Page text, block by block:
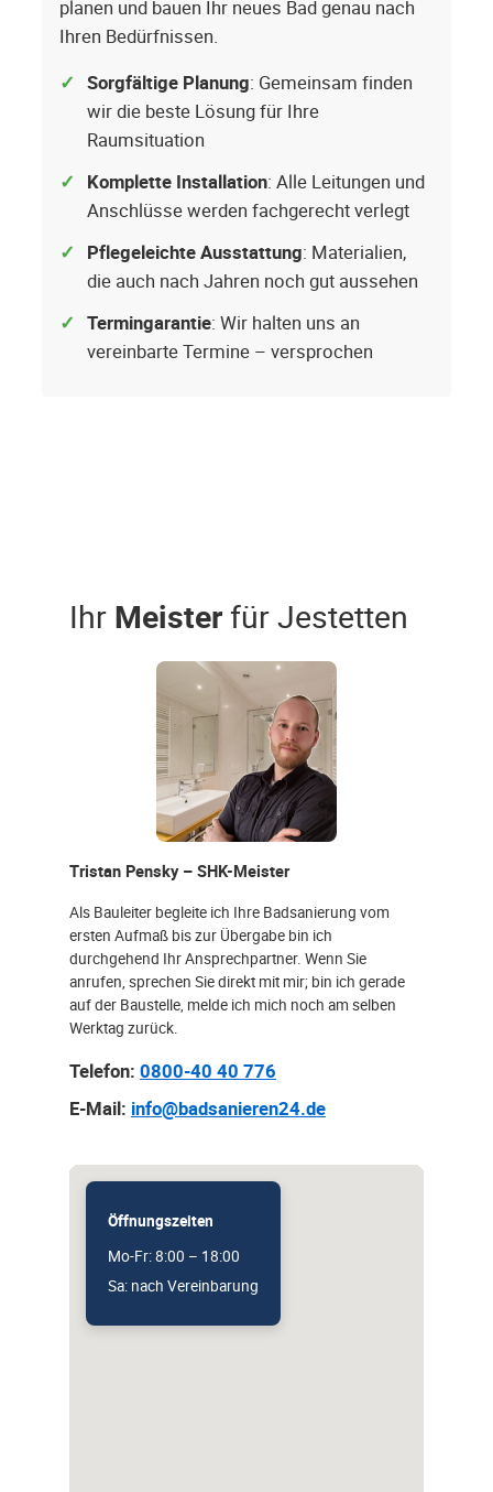
planen und bauen Ihr neues Bad genau nach
Ihren Bedürfnissen.
Sorgfältige Planung: Gemeinsam finden
wir die beste Lösung für Ihre
Raumsituation
Komplette Installation: Alle Leitungen und
Anschlüsse werden fachgerecht verlegt
Pflegeleichte Ausstattung: Materialien,
die auch nach Jahren noch gut aussehen
Termingarantie: Wir halten uns an
vereinbarte Termine – versprochen
Ihr Meisterfür Jestetten
Tristan Pensky – SHK-Meister
Als Bauleiter begleite ich Ihre Badsanierung vom
ersten Aufmaß bis zur Übergabe bin ich
durchgehend Ihr Ansprechpartner. Wenn Sie
anrufen, sprechen Sie direkt mit mir; bin ich gerade
auf der Baustelle, melde ich mich noch am selben
Werktag zurück.
Telefon: 0800-40 40 776
E-Mail: info@badsanieren24.de
Öffnungszeiten
Mo-Fr: 8:00 – 18:00
Sa: nach Vereinbarung